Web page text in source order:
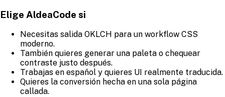
Elige AldeaCode si
Necesitas salida OKLCH para un workflow CSS
moderno.
También quieres generar una paleta o chequear
contraste justo después.
Trabajas en español y quieres UI realmente traducida.
Quieres la conversión hecha en una sola página
callada.